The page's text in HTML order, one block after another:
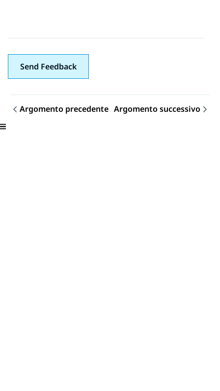
Send Feedback
Navigazione argomento
Argomento precedente Argomento successivo